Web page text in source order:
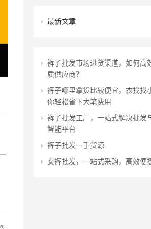
最新文章
裤子批发市场进货渠道，如何高
质供应商？
裤子哪里拿货比较便宜，衣找找
你轻松省下大笔费用
裤子批发工厂，一站式解决批发
智能平台
裤子批发一手货源
女裤批发，一站式采购，高效便